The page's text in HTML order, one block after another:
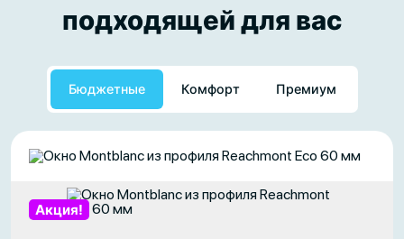
подходящей для вас
Бюджетные Комфорт Премиум
Акция!